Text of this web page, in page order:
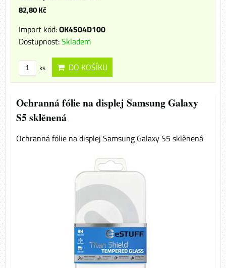
82,80 Kč
Import kód:OK4S04D100
Dostupnost:Skladem
ks DO KOŠÍKU
Ochranná fólie na displej Samsung Galaxy
S5 sklěnená
Ochranná fólie na displej Samsung Galaxy S5 sklěnená